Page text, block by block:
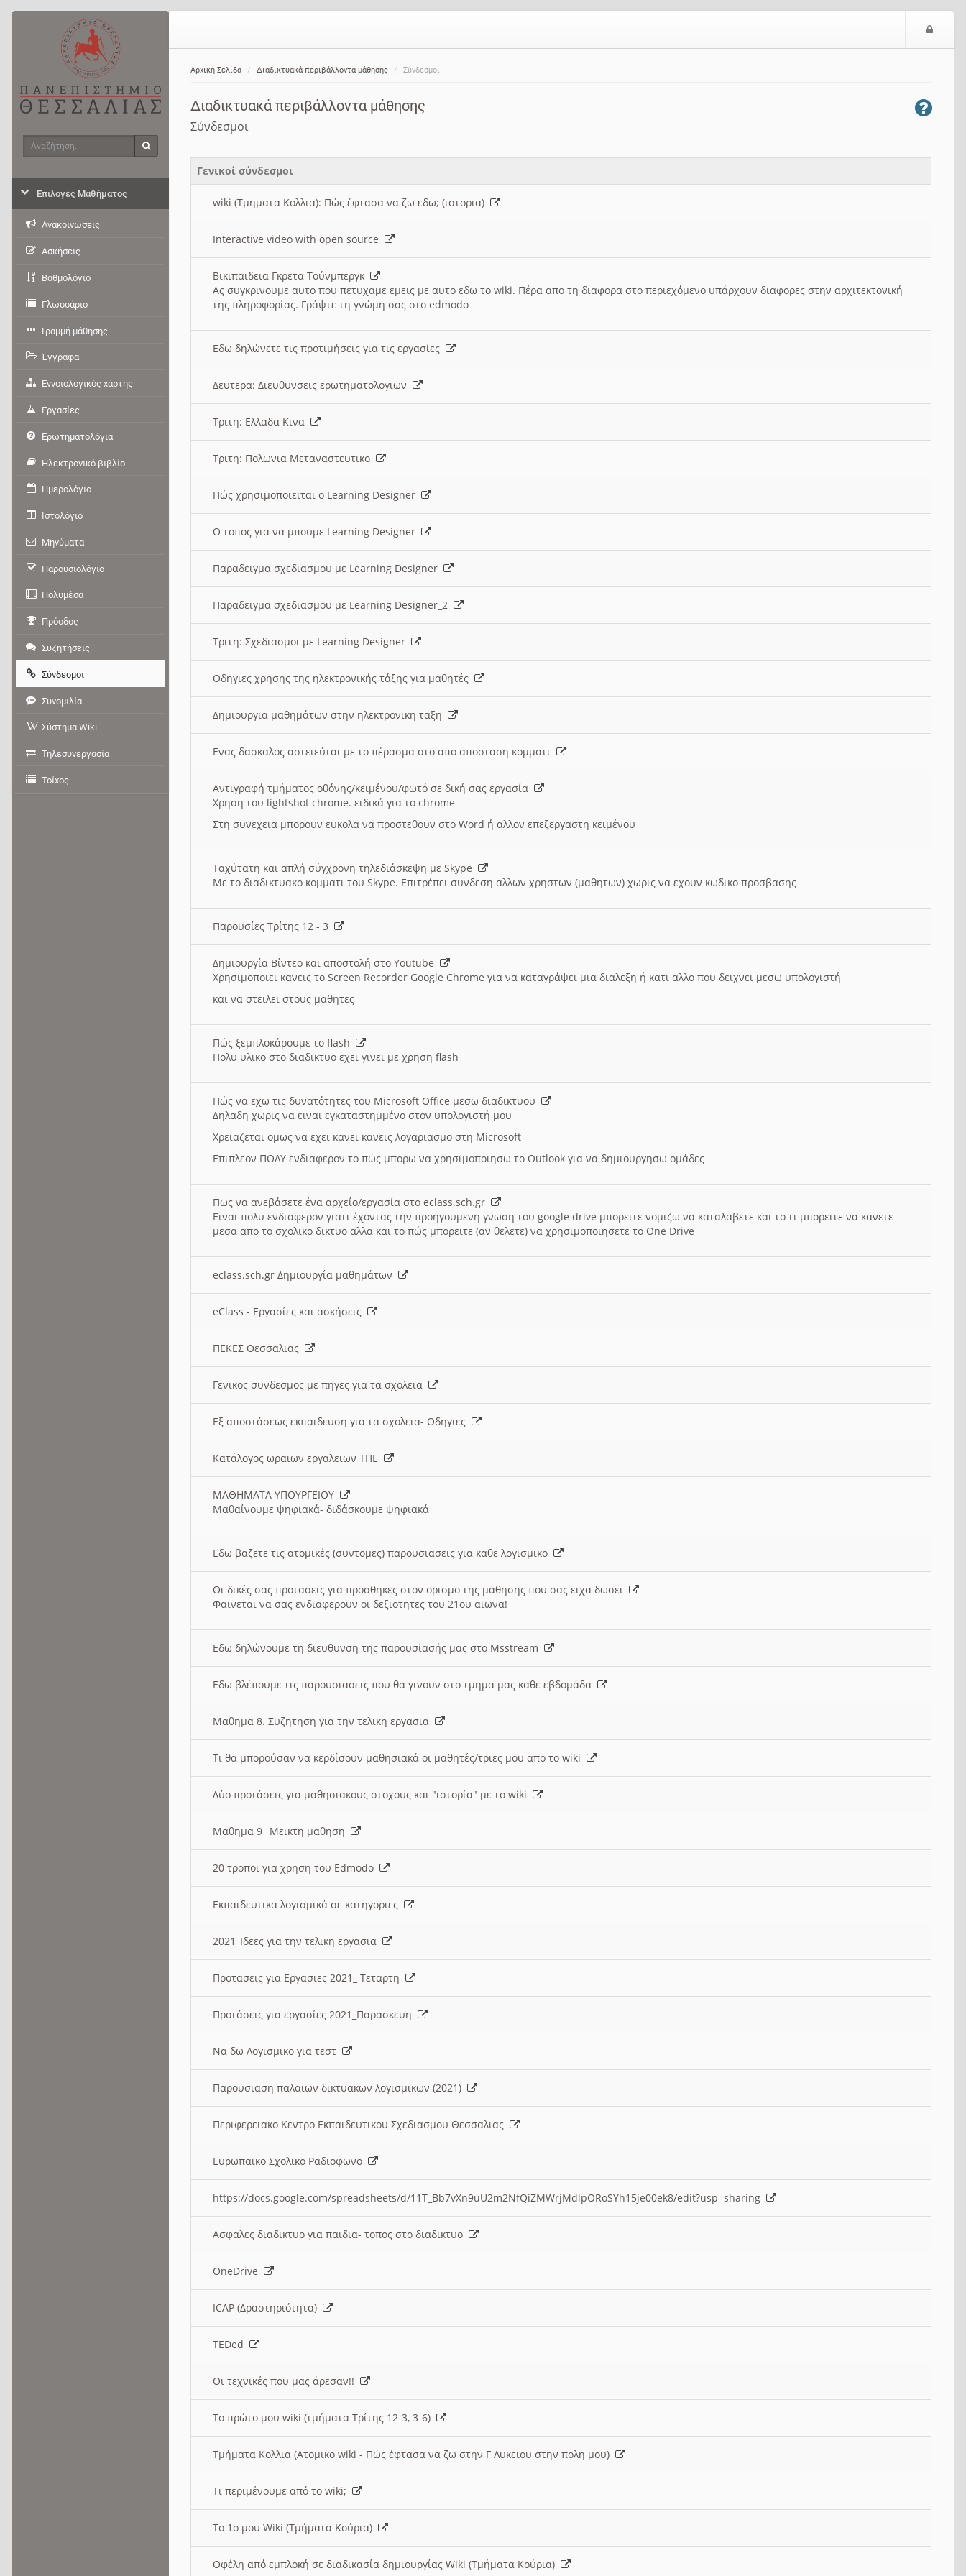
Αρχική Σελίδα Διαδικτυακά περιβάλλοντα μάθησης Σύνδεσμοι
Διαδικτυακά περιβάλλοντα μάθησης
Σύνδεσμοι
Γενικοί σύνδεσμοι
wiki (Τμηματα Κολλια): Πώς έφτασα να ζω εδω; (ιστορια)
Interactive video with open source
Βικιπαιδεια Γκρετα Τούνμπεργκ
Ας συγκρινουμε αυτο που πετυχαμε εμεις με αυτο εδω το wiki. Πέρα απο τη διαφορα στο περιεχόμενο υπάρχουν διαφορες στην αρχιτεκτονική
της πληροφορίας. Γράψτε τη γνώμη σας στο edmodo
Εδω δηλώνετε τις προτιμήσεις για τις εργασίες
Δευτερα: Διευθυνσεις ερωτηματολογιων
Τριτη: Ελλαδα Κινα
Τριτη: Πολωνια Μεταναστευτικο
Πώς χρησιμοποιειται ο Learning Designer
O τοπος για να μπουμε Learning Designer
Παραδειγμα σχεδιασμου με Learning Designer
Παραδειγμα σχεδιασμου με Learning Designer_2
Τριτη: Σχεδιασμοι με Learning Designer
Οδηγιες χρησης της ηλεκτρονικής τάξης για μαθητές
Δημιουργια μαθημάτων στην ηλεκτρονικη ταξη
Ενας δασκαλος αστειεύται με το πέρασμα στο απο αποσταση κομματι
Αντιγραφή τμήματος οθόνης/κειμένου/φωτό σε δική σας εργασία
Χρηση του lightshot chrome. ειδικά για το chrome
Στη συνεχεια μπορουν ευκολα να προστεθουν στο Word ή αλλον επεξεργαστη κειμένου
Ταχύτατη και απλή σύγχρονη τηλεδιάσκεψη με Skype
Με το διαδικτυακο κομματι του Skype. Επιτρέπει συνδεση αλλων χρηστων (μαθητων) χωρις να εχουν κωδικο προσβασης
Παρουσίες Τρίτης 12 - 3
Δημιουργία Βίντεο και αποστολή στο Youtube
Χρησιμοποιει κανεις το Screen Recorder Google Chrome για να καταγράψει μια διαλεξη ή κατι αλλο που δειχνει μεσω υπολογιστή
και να στειλει στους μαθητες
Πώς ξεμπλοκάρουμε το flash
Πολυ υλικο στο διαδικτυο εχει γινει με χρηση flash
Πώς να εχω τις δυνατότητες του Microsoft Office μεσω διαδικτυου
Δηλαδη χωρις να ειναι εγκαταστημμένο στον υπολογιστή μου
Χρειαζεται ομως να εχει κανει κανεις λογαριασμο στη Microsoft
Επιπλεον ΠΟΛΥ ενδιαφερον το πώς μπορω να χρησιμοποιησω το Outlook για να δημιουργησω ομάδες
Πως να ανεβάσετε ένα αρχείο/εργασία στο eclass.sch.gr
Ειναι πολυ ενδιαφερον γιατι έχοντας την προηγουμενη γνωση του google drive μπορειτε νομιζω να καταλαβετε και το τι μπορειτε να κανετε
μεσα απο το σχολικο δικτυο αλλα και το πώς μπορειτε (αν θελετε) να χρησιμοποιησετε το One Drive
eclass.sch.gr Δημιουργία μαθημάτων
eClass - Εργασίες και ασκήσεις
ΠΕΚΕΣ Θεσσαλιας
Γενικος συνδεσμος με πηγες για τα σχολεια
Εξ αποστάσεως εκπαιδευση για τα σχολεια- Οδηγιες
Κατάλογος ωραιων εργαλειων ΤΠΕ
ΜΑΘΗΜΑΤΑ ΥΠΟΥΡΓΕΙΟΥ
Μαθαίνουμε ψηφιακά- διδάσκουμε ψηφιακά
Εδω βαζετε τις ατομικές (συντομες) παρουσιασεις για καθε λογισμικο
Οι δικές σας προτασεις για προσθηκες στον ορισμο της μαθησης που σας ειχα δωσει
Φαινεται να σας ενδιαφερουν οι δεξιοτητες του 21ου αιωνα!
Εδω δηλώνουμε τη διευθυνση της παρουσίασής μας στο Msstream
Εδω βλέπουμε τις παρουσιασεις που θα γινουν στο τμημα μας καθε εβδομάδα
Μαθημα 8. Συζητηση για την τελικη εργασια
Τι θα μπορούσαν να κερδίσουν μαθησιακά οι μαθητές/τριες μου απο το wiki
Δύο προτάσεις για μαθησιακους στοχους και "ιστορία" με το wiki
Μαθημα 9_ Μεικτη μαθηση
20 τροποι για χρηση του Edmodo
Εκπαιδευτικα λογισμικά σε κατηγοριες
2021_Ιδεες για την τελικη εργασια
Προτασεις για Εργασιες 2021_ Τεταρτη
Προτάσεις για εργασίες 2021_Παρασκευη
Να δω Λογισμικο για τεστ
Παρουσιαση παλαιων δικτυακων λογισμικων (2021)
Περιφερειακο Κεντρο Εκπαιδευτικου Σχεδιασμου Θεσσαλιας
Ευρωπαικο Σχολικο Ραδιοφωνο
https://docs.google.com/spreadsheets/d/11T_Bb7vXn9uU2m2NfQiZMWrjMdlpORoSYh15je00ek8/edit?usp=sharing
Ασφαλες διαδικτυο για παιδια- τοπος στο διαδικτυο
OneDrive
ICAP (Δραστηριότητα)
TEDed
Οι τεχνικές που μας άρεσαν!!
Το πρώτο μου wiki (τμήματα Τρίτης 12-3, 3-6)
Τμήματα Κολλια (Ατομικο wiki - Πώς έφτασα να ζω στην Γ Λυκειου στην πολη μου)
Τι περιμένουμε από το wiki;
Το 1ο μου Wiki (Τμήματα Κούρια)
Οφέλη από εμπλοκή σε διαδικασία δημιουργίας Wiki (Τμήματα Κούρια)
Αναζήτηση
Επιλογές Μαθήματος
Ανακοινώσεις
Ασκήσεις
Βαθμολόγιο
Γλωσσάριο
Γραμμή μάθησης
Έγγραφα
Εννοιολογικός χάρτης
Εργασίες
Ερωτηματολόγια
Ηλεκτρονικό βιβλίο
Ημερολόγιο
Ιστολόγιο
Μηνύματα
Παρουσιολόγιο
Πολυμέσα
Πρόοδος
Συζητήσεις
Σύνδεσμοι
Συνομιλία
Σύστημα Wiki
Τηλεσυνεργασία
Τοίχος